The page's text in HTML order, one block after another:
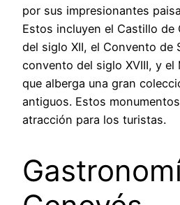
por sus impresionantes
Estos incluyen el Castillo de
del siglo XII, el Convento de
convento del siglo XVIII, y el
que alberga una gran
antiguos. Estos
atracción para los turistas.